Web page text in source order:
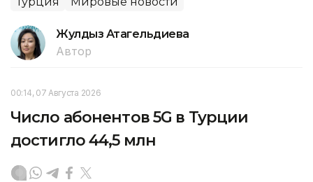
Жулдыз Атагельдиева
Автор
00:14, 07 Августа 2026
Число абонентов 5G в Турции
достигло 44,5 млн